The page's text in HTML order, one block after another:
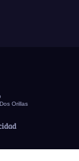
Orillas